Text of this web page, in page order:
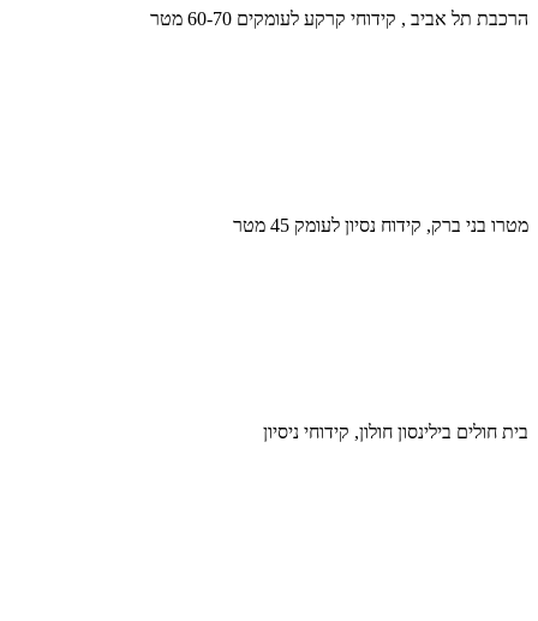
הרכבת תל אביב , קידוחי קרקע לעומקים 60-70 מטר
מטרו בני ברק, קידוח נסיון לעומק 45 מטר
בית חולים בילינסון חולון, קידוחי ניסיון